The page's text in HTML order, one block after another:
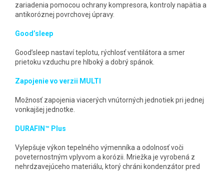
zariadenia pomocou ochrany kompresora, kontroly napätia a
antikoróznej povrchovej úpravy.
Good’sleep
Good’sleep nastaví teplotu, rýchlosť ventilátora a smer
prietoku vzduchu pre hlboký a dobrý spánok.
Zapojenie vo verzii MULTI
Možnosť zapojenia viacerých vnútorných jednotiek pri jednej
vonkajšej jednotke.
DURAFIN™ Plus
Vylepšuje výkon tepelného výmenníka a odolnosť voči
poveternostným vplyvom a korózii. Mriežka je vyrobená z
nehrdzavejúceho materiálu, ktorý chráni kondenzátor pred